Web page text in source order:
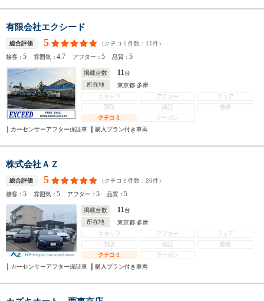
有限会社エクシード
総合評価 5 （クチコミ件数： 11件）
接客：5 雰囲気：4.7 アフター：5 品質：5
掲載台数 11台
所在地
東京都 多摩
スタッフ
アフター
フェア
買取
保証
整備
クチコミ
クーポン
カーセンサーアフター保証車
購入プラン付き車両
株式会社ＡＺ
総合評価 5 （クチコミ件数： 26件）
接客：5 雰囲気：5 アフター：5 品質：5
掲載台数 11台
所在地
東京都 多摩
スタッフ
アフター
フェア
買取
保証
整備
クチコミ
クーポン
カーセンサーアフター保証車
購入プラン付き車両